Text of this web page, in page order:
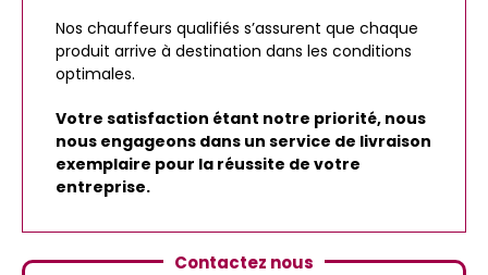
Nos chauffeurs qualifiés s’assurent que chaque
produit arrive à destination dans les conditions
optimales.
Votre satisfaction étant notre priorité, nous
nous engageons dans un service de livraison
exemplaire pour la réussite de votre
entreprise.
Contactez nous